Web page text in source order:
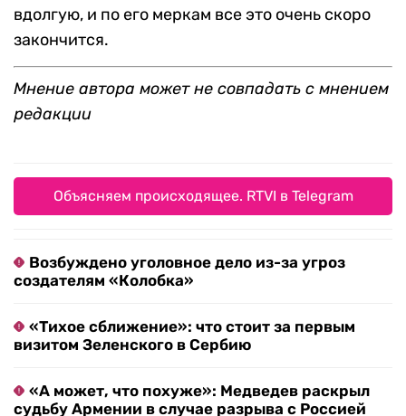
вдолгую, и по его меркам все это очень скоро
закончится.
Мнение автора может не совпадать с мнением
редакции
Объясняем происходящее. RTVI в Telegram
Возбуждено уголовное дело из-за угроз
создателям «Колобка»
«Тихое сближение»: что стоит за первым
визитом Зеленского в Сербию
«А может, что похуже»: Медведев раскрыл
судьбу Армении в случае разрыва с Россией